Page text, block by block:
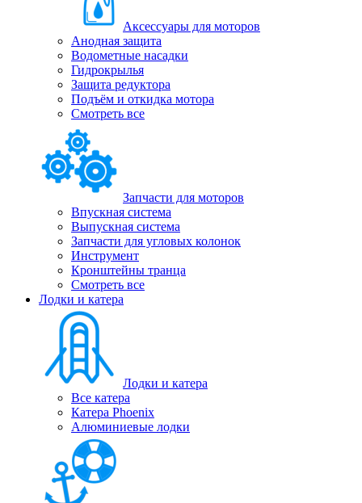
Аксессуары для моторов
Анодная защита
Водометные насадки
Гидрокрылья
Защита редуктора
Подъём и откидка мотора
Смотреть все
Запчасти для моторов
Впускная система
Выпускная система
Запчасти для угловых колонок
Инструмент
Кронштейны транца
Смотреть все
Лодки и катера
Лодки и катера
Все катера
Катера Phoenix
Алюминиевые лодки